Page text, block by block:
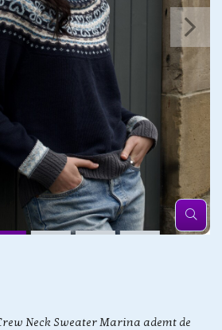
Neck Sweater Marina ademt de